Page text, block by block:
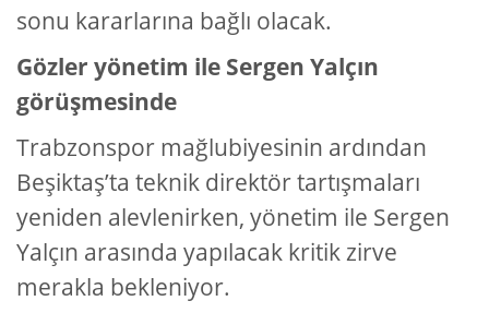
sonu kararlarına bağlı olacak.
Gözler yönetim ile Sergen Yalçın
görüşmesinde
Trabzonspor mağlubiyesinin ardından
Beşiktaş’ta teknik direktör tartışmaları
yeniden alevlenirken, yönetim ile Sergen
Yalçın arasında yapılacak kritik zirve
merakla bekleniyor.